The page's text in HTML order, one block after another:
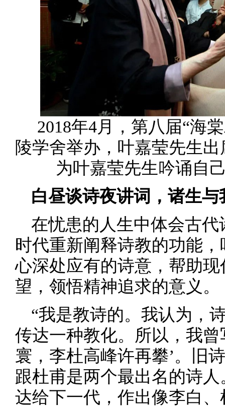
2018年4月，第八届“海
陵学舍举办，叶嘉莹先生
为叶嘉莹先生吟诵自
白昼谈诗夜讲词，诸生与
在忧患的人生中体会古
时代重新阐释诗教的功能
心深处应有的诗意，帮助
望，领悟精神追求的意义。
“我是教诗的。我认为，
传达一种教化。所以，我
寰，李杜高峰许再攀’。旧
跟杜甫是两个最出名的诗
达给下一代，作出像李白